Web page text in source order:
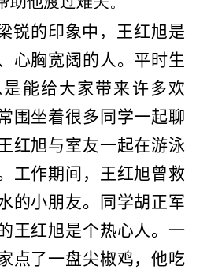
锐的印象中，王红旭是
心胸宽阔的人。平时生
能给大家带来许多欢
围坐着很多同学一起聊
红旭与室友一起在游泳
工作期间，王红旭曾救
的小朋友。同学胡正军
王红旭是个热心人。一
点了一盘尖椒鸡，他吃